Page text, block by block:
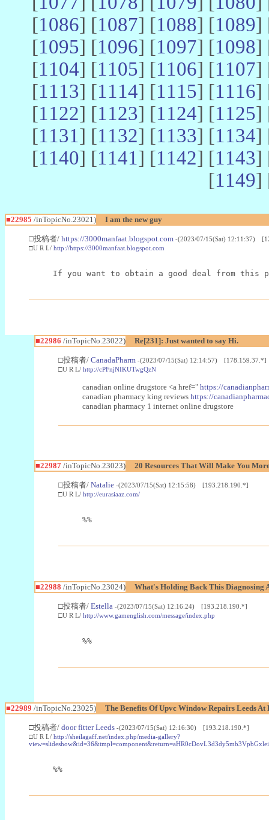
[1086] [1087] [1088] [1089]
[1095] [1096] [1097] [1098]
[1104] [1105] [1106] [1107]
[1113] [1114] [1115] [1116]
[1122] [1123] [1124] [1125]
[1131] [1132] [1133] [1134]
[1140] [1141] [1142] [1143]
[1149]
■22985 /inTopicNo.23021) I am the new guy
□投稿者/ https://3000manfaat.blogspot.com -(2023/07/15(Sat) 12:11:37)
□U R L/ http://https://3000manfaat.blogspot.com
If you want to obtain a good deal from this
■22986 /inTopicNo.23022) Re[231]: Just wanted to say Hi.
□投稿者/ CanadaPharm -(2023/07/15(Sat) 12:14:57) [178.159.37.*]
□U R L/ http://cPFnjNIKUTwgQzN
canadian online drugstore <a href=" https://
canadian pharmacy king reviews https://
canadian pharmacy 1 internet online drugstore
■22987/inTopicNo.23023) 20 Resources That Will Make You
□投稿者/ Natalie -(2023/07/15(Sat) 12:15:58) [193.218.190.*]
□U R L/ http://eurasiaaz.com/
%%
■22988 /inTopicNo.23024) What's Holding Back This Diagnosing
□投稿者/ Estella -(2023/07/15(Sat) 12:16:24) [193.218.190.*]
□U R L/ http://www.gamenglish.com/message/index.php
%%
■22989 /inTopicNo.23025) The Benefits Of Upvc Window Repairs Leeds
□投稿者/ door fitter Leeds -(2023/07/15(Sat) 12:16:30) [193.218.190.*]
□U R L/ http://sheilagaff.net/index.php/media-gallery?
%%